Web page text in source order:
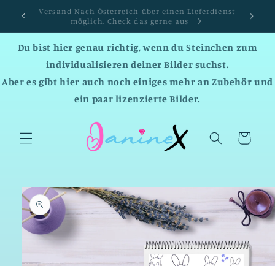
zum
Versandkostenfrei ab einem Bestellwert von 150 EUR
:-)
Du bist hier genau richtig, wenn du Steinchen zum
individualisieren deiner Bilder suchst.
Aber es gibt hier auch noch einiges mehr an Zubehör und
ein paar lizenzierte Bilder.
Warenkorb